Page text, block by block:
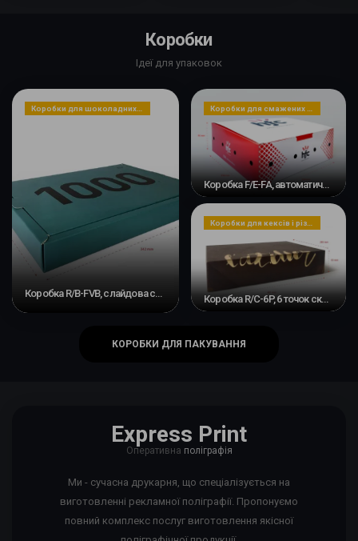
Коробки
Ідеї для упаковок
Коробка R/B-FVB, слайдова стрічка, оснування з подвійною перемичкою та кришкою
Коробка F/E-FA, автоматичне дно #3
Коробка R/C-6P, 6 точок склеювання
КОРОБКИ ДЛЯ ПАКУВАННЯ
Express Print
Оперативна поліграфія
Ми - сучасна друкарня, що спеціалізується на
виготовленні рекламної поліграфії. Пропонуємо
повний комплекс послуг виготовлення якісної